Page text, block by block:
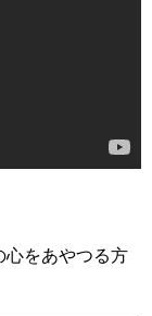
心をあやつる方